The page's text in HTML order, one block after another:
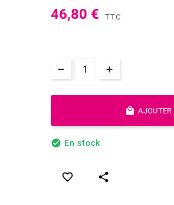
46,80 € TTC
 AJOUTER
 En stock
 